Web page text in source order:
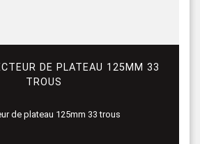
DE PLATEAU 125MM 33
TROUS
de plateau 125mm 33 trous